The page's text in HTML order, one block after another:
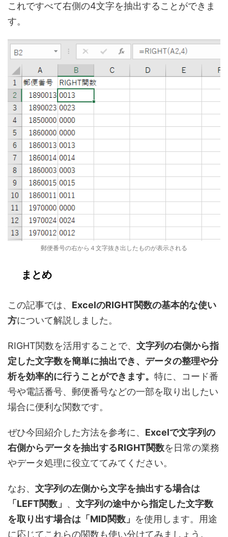
これですべて右側の4文字を抽出することができま
す。
郵便番号の右から４文字抜き出したものが表示される
まとめ
この記事では、 ExcelのRIGHT関数の基本的な使い
方について解説しました。
RIGHT関数を活用することで、 文字列の右側から指
定した文字数を簡単に抽出でき、データの整理や分
析を効率的に行うことができます。 特に、コード番
号や電話番号、郵便番号などの一部を取り出したい
場合に便利な関数です。
ぜひ今回紹介した方法を参考に、 Excelで文字列の
右側からデータを抽出するRIGHT関数を日常の業務
やデータ処理に役立ててみてください。
なお、 文字列の左側から文字を抽出する場合は
「LEFT関数」 、 文字列の途中から指定した文字数
を取り出す場合は「MID関数」 を使用します。用途
に応じてこれらの関数も使い分けてみましょう。